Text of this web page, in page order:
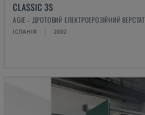
CLASSIC 3S
AGIE - ДРОТОВИЙ ЕЛЕКТРОЕРОЗІЙНИЙ ВЕРСТАТ
ІСПАНІЯ 2002